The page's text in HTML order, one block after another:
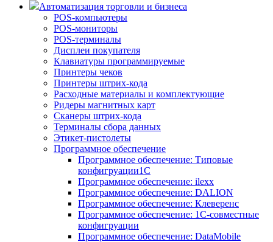
Автоматизация торговли и бизнеса
POS-компьютеры
POS-мониторы
POS-терминалы
Дисплеи покупателя
Клавиатуры программируемые
Принтеры чеков
Принтеры штрих-кода
Расходные материалы и комплектующие
Ридеры магнитных карт
Сканеры штрих-кода
Терминалы сбора данных
Этикет-пистолеты
Программное обеспечение
Программное обеспечение: Типовые
конфигруации1С
Программное обеспечение: ilexx
Программное обеспечение: DALION
Программное обеспечение: Клеверенс
Программное обеспечение: 1С-совместные
конфигруации
Программное обеспечение: DataMobile